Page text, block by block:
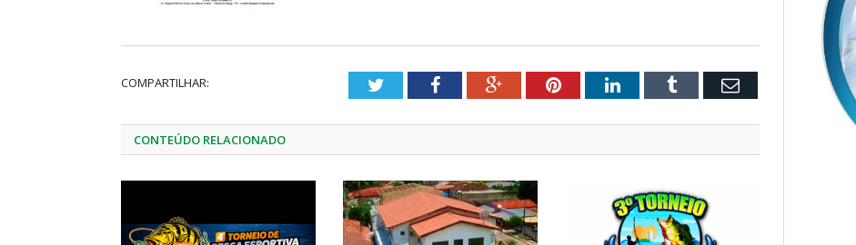
COMPARTILHAR: TwitterFacebookGoogle+PinterestLinkedInTumblr Email
CONTEÚDO RELACIONADO